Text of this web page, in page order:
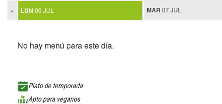
« LUN 06 JUL MAR 07 JUL
No hay menú para este día.
Plato de temporada
Apto para veganos